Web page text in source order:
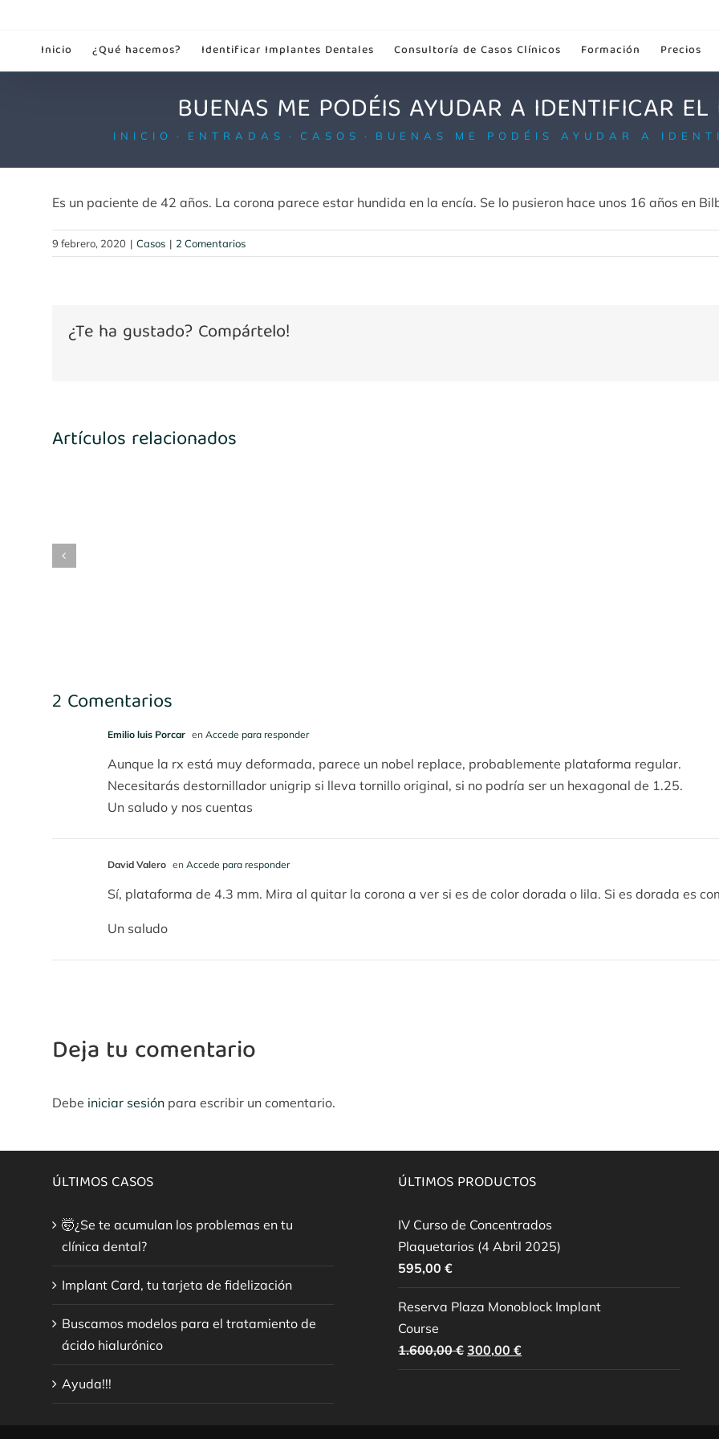
contenidoInicio ¿Qué hacemos? Identificar Implantes Dentales Consultoría de Casos Clínicos Formación Precios
BUENAS ME PODÉIS AYUDAR A IDENTIFICAR
INICIO ENTRADAS CASOS BUENAS ME PODÉIS AYUDAR A
Es un paciente de 42 años. La corona parece estar hundida en la encía. Se lo pusieron hace unos 16 años en
9 febrero, 2020 | Casos | 2 Comentarios
¿Te ha gustado? Compártelo!
Artículos relacionados
2 Comentarios
Emilio luis Porcar en Accede para responder
Aunque la rx está muy deformada, parece un nobel replace, probablemente plataforma regular.
Necesitarás destornillador unigrip si lleva tornillo original, si no podría ser un hexagonal de 1.25.
Un saludo y nos cuentas
David Valero en Accede para responder
Sí, plataforma de 4.3 mm. Mira al quitar la corona a ver si es de color dorada o lila. Si es dorada es
Un saludo
Deja tu comentario
Debe iniciar sesión para escribir un comentario.
ÚLTIMOS CASOS
🤯¿Se te acumulan los problemas en tu
clínica dental?
Implant Card, tu tarjeta de fidelización
Buscamos modelos para el tratamiento de
ácido hialurónico
Ayuda!!!
ÚLTIMOS PRODUCTOS
IV Curso de Concentrados
Plaquetarios (4 Abril 2025)
595,00€
Reserva Plaza Monoblock Implant
Course
1.600,00€ El
precio
300,00€
precio